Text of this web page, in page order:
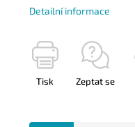
Detailní informace
Tisk Zeptat se